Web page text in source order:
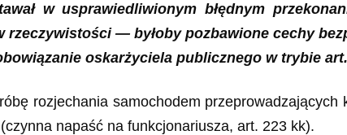
w usprawiedliwionym błędnym
rzeczywistości — byłoby pozbawione cechy
oskarżyciela publicznego w trybie
rozjechania samochodem
napaść na funkcjonariusza, art. 223 kk).